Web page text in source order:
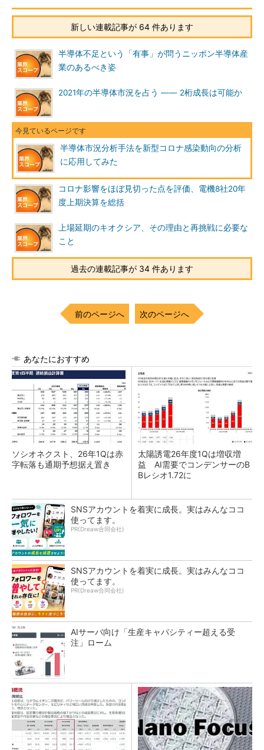
新しい連載記事が 64 件あります
半導体不足という「有事」が問うニッポン半導体産
業のあるべき姿
2021年の半導体市況を占う ―― 2桁成長は可能か
半導体市況分析手法を新型コロナ感染動向の分析
に応用してみた
コロナ影響をほぼ見切った点を評価、電機8社20年
度上期決算を総括
上場延期のキオクシア、その理由と再挑戦に必要な
こと
過去の連載記事が 34 件あります
前のページへ 次のページへ
あなたにおすすめ
ソシオネクスト、26年1Qは赤
字転落も通期予想据え置き
太陽誘電26年度1Qは増収増
益 AI需要でコンデンサーのB
Bレシオ1.72に
SNSアカウントを着実に成長。実はみんなココ
使ってます。
PR(Dreaw合同会社)
SNSアカウントを着実に成長。実はみんなココ
使ってます。
PR(Dreaw合同会社)
AIサーバ向け「生産キャパシティー超える受
注」ローム